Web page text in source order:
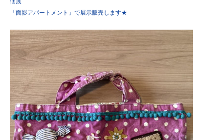
個展
「面影アパートメント」で展示販売します★